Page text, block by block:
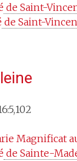
de Saint-
de Saint-
Magnificat
de Sainte-